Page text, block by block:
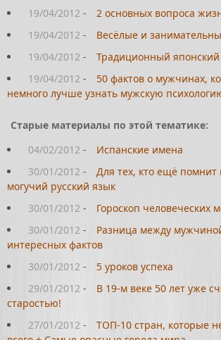
19/04/2012 -
2 основных вопроса
19/04/2012 -
Весёлые и
19/04/2012 -
Традиционный
19/04/2012 -
50 фактов о мужчинах,
немного лучше узнать мужскую
Старые материалы по этой тематике:
04/02/2012 -
Испанские имена
30/01/2012 -
Для тех, кто ещё помнит
могучий русский язык
30/01/2012 -
Гороскоп человеческих
30/01/2012 -
Разница между
интересных фактов
30/01/2012 -
5 уроков успеха
29/01/2012 -
В 19-м веке 50 лет уже
старостью!
27/01/2012 -
ТОП-10 стран, которые